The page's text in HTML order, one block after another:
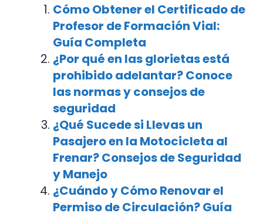
Cómo Obtener el Certificado de
Profesor de Formación Vial:
Guía Completa
¿Por qué en las glorietas está
prohibido adelantar? Conoce
las normas y consejos de
seguridad
¿Qué Sucede si Llevas un
Pasajero en la Motocicleta al
Frenar? Consejos de Seguridad
y Manejo
¿Cuándo y Cómo Renovar el
Permiso de Circulación? Guía